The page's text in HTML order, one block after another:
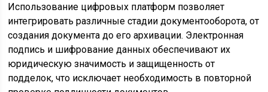
Использование цифровых платформ позволяет
интегрировать различные стадии документооборота, от
создания документа до его архивации. Электронная
подпись и шифрование данных обеспечивают их
юридическую значимость и защищенность от
подделок, что исключает необходимость в повторной